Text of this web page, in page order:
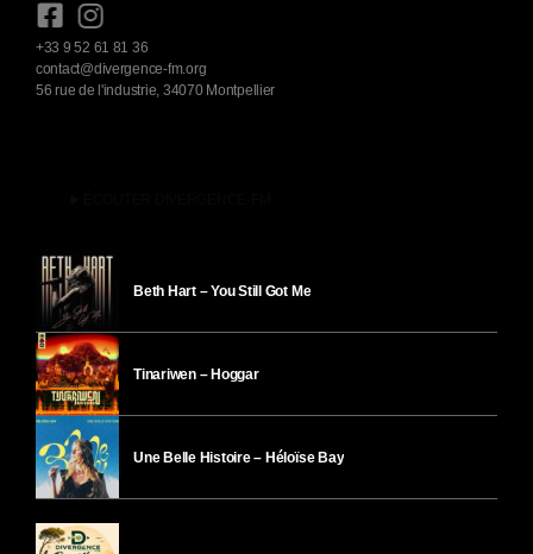
+33 9 52 61 81 36
contact@divergence-fm.org
56 rue de l'industrie, 34070 Montpellier
Beth Hart – You Still Got Me
Tinariwen – Hoggar
Une Belle Histoire – Héloïse Bay